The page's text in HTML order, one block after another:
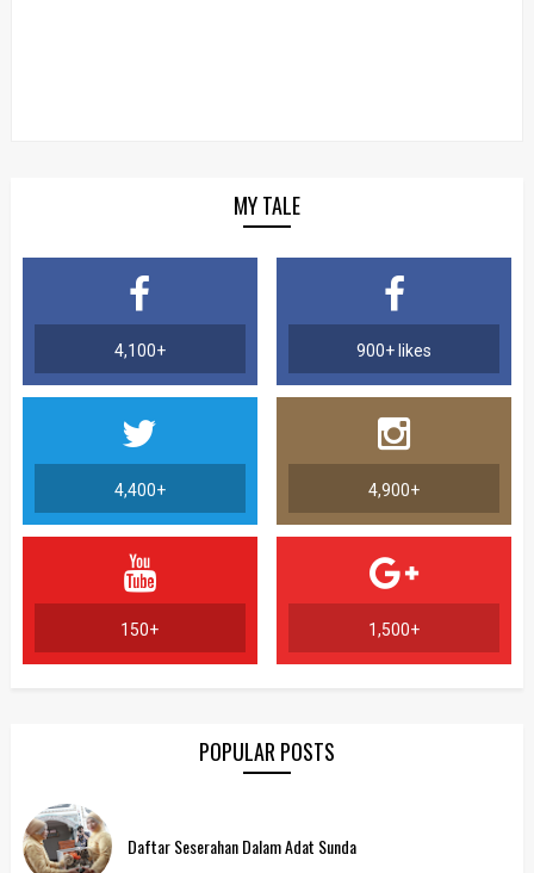
MY TALE
4,100+ 900+ likes
4,400+ 4,900+
150+ 1,500+
POPULAR POSTS
Daftar Seserahan Dalam Adat Sunda